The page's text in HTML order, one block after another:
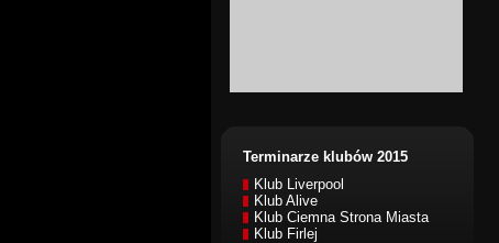
Terminarze klubów 2015
Klub Liverpool
Klub Alive
Klub Ciemna Strona Miasta
Klub Firlej